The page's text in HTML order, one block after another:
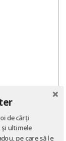
de cărți
și ultimele
pe care să le